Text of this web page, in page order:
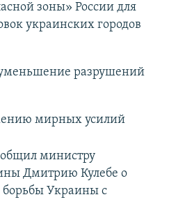
зоны» России для
украинских городов
разрушений
мирных усилий
министру
Дмитрию Кулебе о
Украины с